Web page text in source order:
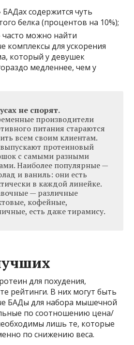
БАДах содержится чуть
белка (процентов на 10%);
часто можно найти
комплексы для ускорения
который у девушек
медленнее, чем у
не спорят.
производители
питания стараются
всем своим клиентам.
протеиновый
с самыми разными
Наиболее популярные —
и ваниль: они есть
в каждой линейке.
— различные
кофейные,
есть даже тирамису.
для похудения,
рейтинги. В них могут быть
БАДы для набора мышечной
по соотношению цена/
лишь те, которые
по снижению веса.